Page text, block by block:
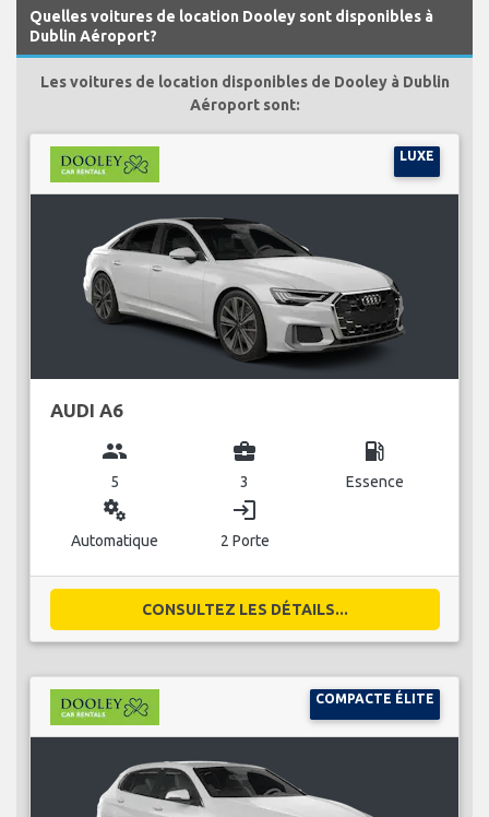
Quelles voitures de location Dooley sont disponibles à
Dublin Aéroport?
Les voitures de location disponibles de Dooley à Dublin
Aéroport sont:
LUXE
AUDI A6
group
5
business_center
3
local_gas_station
Essence
miscellaneous_services
Automatique
login
2 Porte
CONSULTEZ LES DÉTAILS...
COMPACTE ÉLITE